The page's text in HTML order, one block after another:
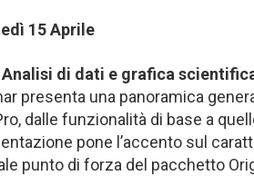
15 Aprile
Analisi di dati e grafica
presenta una panoramica
dalle funzionalità di base a
pone l’accento sul
punto di forza del pacchetto